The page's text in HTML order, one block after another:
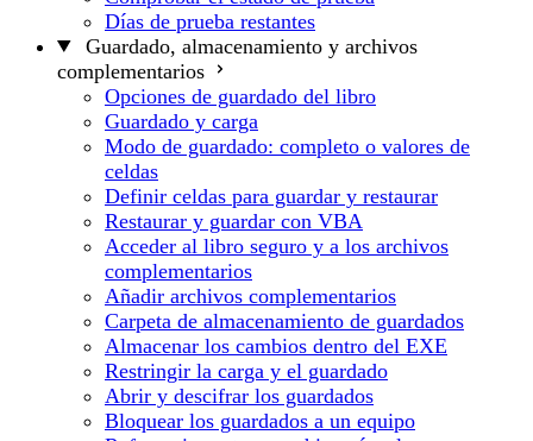
Días de prueba restantes
Guardado, almacenamiento y archivos
complementarios
Opciones de guardado del libro
Guardado y carga
Modo de guardado: completo o valores de
celdas
Definir celdas para guardar y restaurar
Restaurar y guardar con VBA
Acceder al libro seguro y a los archivos
complementarios
Añadir archivos complementarios
Carpeta de almacenamiento de guardados
Almacenar los cambios dentro del EXE
Restringir la carga y el guardado
Abrir y descifrar los guardados
Bloquear los guardados a un equipo